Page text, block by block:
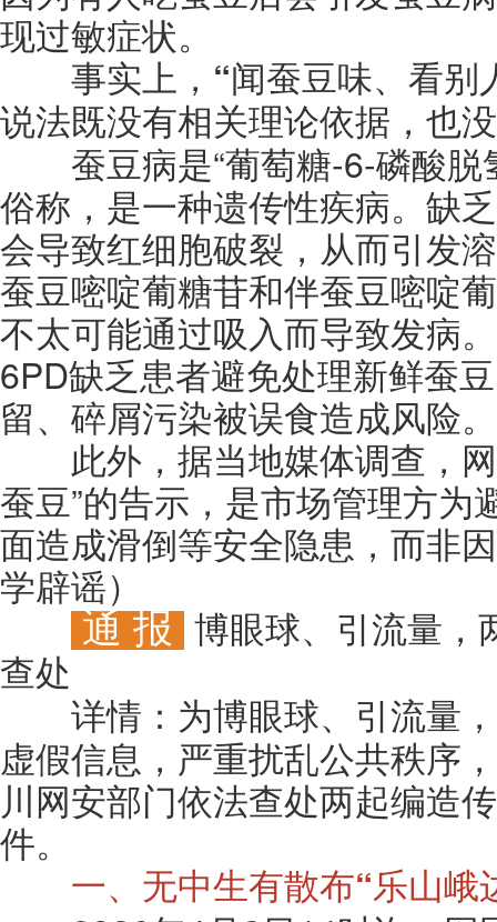
现过敏症状。
事实上， “闻蚕豆味、看别
说法既没有相关理论依据，也
蚕豆病是“葡萄糖-6-磷酸脱
俗称，是一种遗传性疾病。缺
会导致红细胞破裂，从而引发
蚕豆嘧啶葡糖苷和伴蚕豆嘧啶
不太可能通过吸入而导致发病
6PD缺乏患者避免处理新鲜蚕
留、碎屑污染被误食造成风险。
此外，据当地媒体调查，网
蚕豆”的告示，是市场管理方为
面造成滑倒等安全隐患，而非
学辟谣）
通 报博眼球、引流量，
查处
详情： 为博眼球、引流量
虚假信息，严重扰乱公共秩序
川网安部门依法查处两起编造
件。
一、无中生有散布“乐山